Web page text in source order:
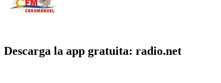
Descarga la app gratuita: radio.net